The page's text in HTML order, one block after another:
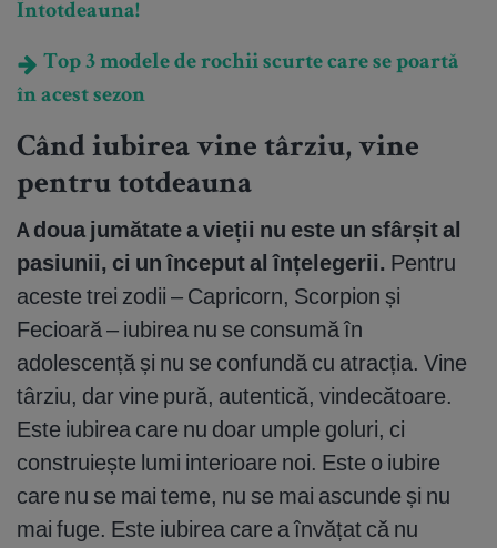
Întotdeauna!
Top 3 modele de rochii scurte care se poartă
în acest sezon
Când iubirea vine târziu, vine
pentru totdeauna
A doua jumătate a vieții nu este un sfârșit al
pasiunii, ci un început al înțelegerii. Pentru
aceste trei zodii – Capricorn, Scorpion și
Fecioară – iubirea nu se consumă în
adolescență și nu se confundă cu atracția. Vine
târziu, dar vine pură, autentică, vindecătoare.
Este iubirea care nu doar umple goluri, ci
construiește lumi interioare noi. Este o iubire
care nu se mai teme, nu se mai ascunde și nu
mai fuge. Este iubirea care a învățat că nu